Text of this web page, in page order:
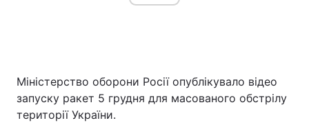
Міністерство оборони Росії опублікувало відео
запуску ракет 5 грудня для масованого обстрілу
території України.